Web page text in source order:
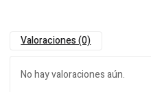
Valoraciones (0)
No hay valoraciones aún.